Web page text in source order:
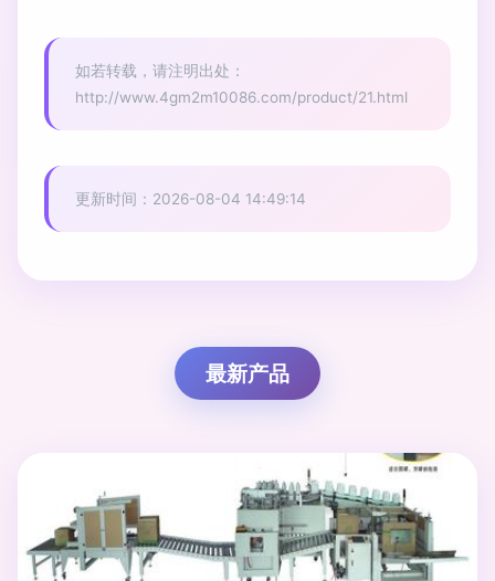
如若转载，请注明出处：
http://www.4gm2m10086.com/product/21.html
更新时间：2026-08-04 14:49:14
最新产品